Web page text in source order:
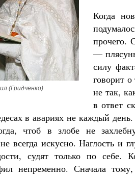
(Гридченко)
Когда
прочего.
—
силу
говорит
не так,
в ответ
в авариях не каждый
чтоб в злобе не
всегда искусно. Наглость и
судят только по
непременно. Сначала